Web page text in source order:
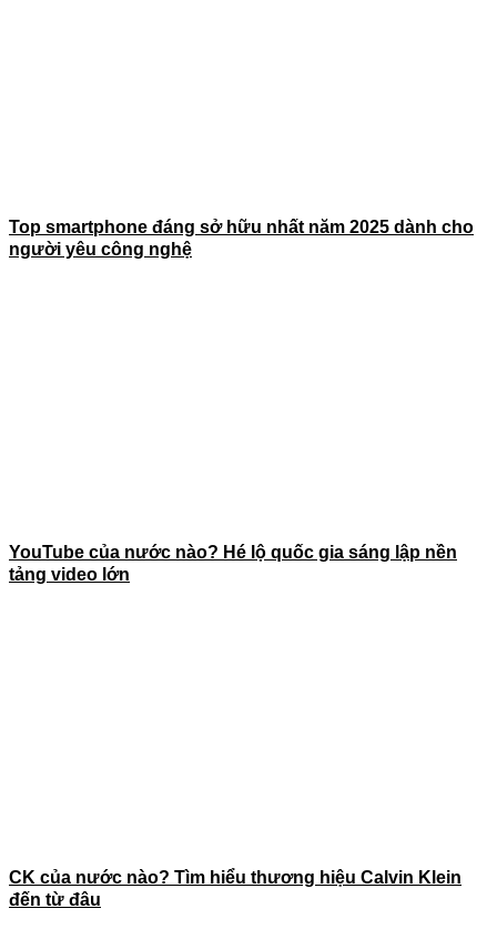
Top smartphone đáng sở hữu nhất năm 2025 dành cho
người yêu công nghệ
YouTube của nước nào? Hé lộ quốc gia sáng lập nền
tảng video lớn
CK của nước nào? Tìm hiểu thương hiệu Calvin Klein
đến từ đâu